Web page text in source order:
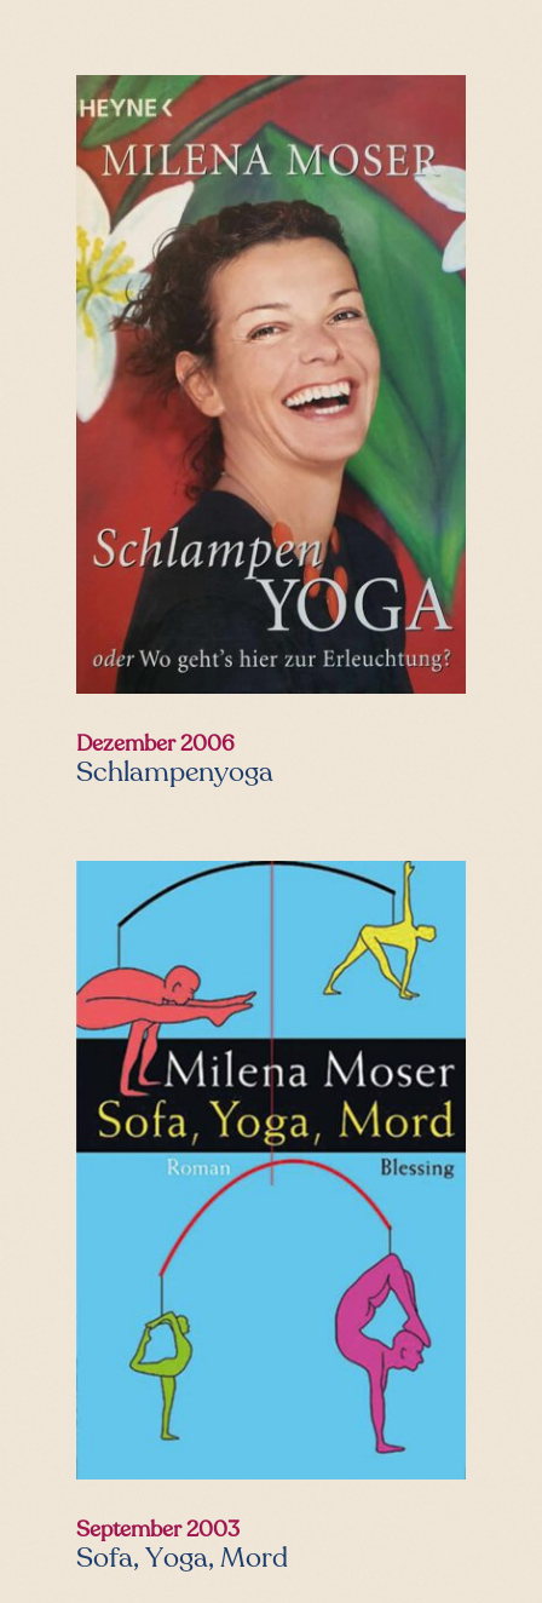
Schlampenyoga
Dezember 2006
Sofa, Yoga, Mord
September 2003